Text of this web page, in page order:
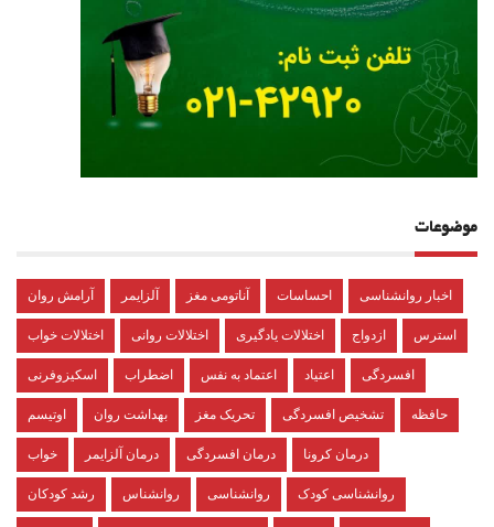
موضوعات
آرامش روان آلزایمر آناتومی مغز احساسات اخبار روانشناسی
اختلالات خواب اختلالات روانی اختلالات یادگیری ازدواج استرس
اسکیزوفرنی اضطراب اعتماد به نفس اعتیاد افسردگی
اوتیسم بهداشت روان تحریک مغز تشخیص افسردگی حافظه
خواب درمان آلزایمر درمان افسردگی درمان کرونا
رشد کودکان روانشناس روانشناسی روانشناسی کودک